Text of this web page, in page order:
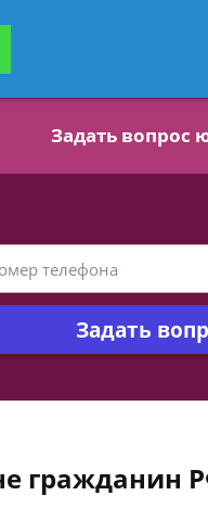
Задать вопрос
Задать
гражданин